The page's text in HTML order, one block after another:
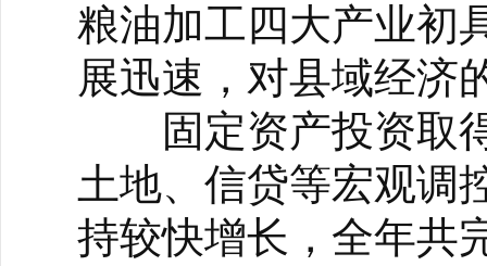
粮油加工四大产业初
展迅速，对县域经济
固定资产投资取得
土地、信贷等宏观调
持较快增长，全年共